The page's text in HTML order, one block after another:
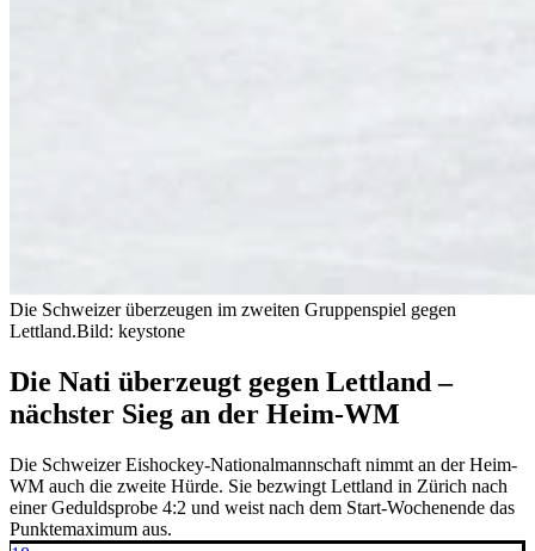
Die Schweizer überzeugen im zweiten Gruppenspiel gegen
Lettland.Bild: keystone
Die Nati überzeugt gegen Lettland –
nächster Sieg an der Heim-WM
Die Schweizer Eishockey-Nationalmannschaft nimmt an der Heim-
WM auch die zweite Hürde. Sie bezwingt Lettland in Zürich nach
einer Geduldsprobe 4:2 und weist nach dem Start-Wochenende das
Punktemaximum aus.